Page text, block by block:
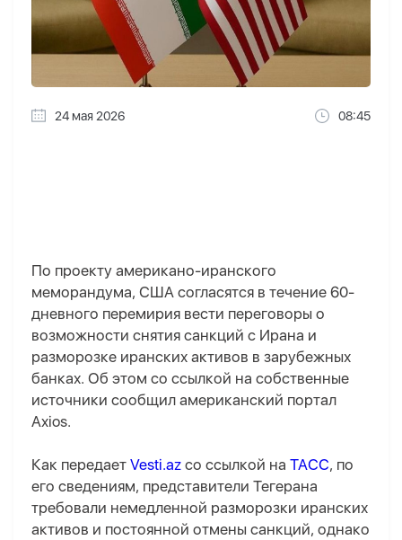
24 мая 2026 08:45
По проекту американо-иранского
меморандума, США согласятся в течение 60-
дневного перемирия вести переговоры о
возможности снятия санкций с Ирана и
разморозке иранских активов в зарубежных
банках. Об этом со ссылкой на собственные
источники сообщил американский портал
Axios.
Как передает Vesti.az со ссылкой на ТАСС, по
его сведениям, представители Тегерана
требовали немедленной разморозки иранских
активов и постоянной отмены санкций, однако